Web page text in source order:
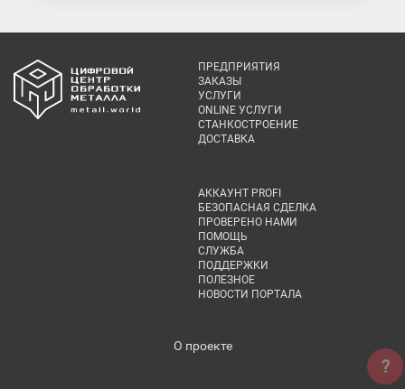
ПРЕДПРИЯТИЯ
ЗАКАЗЫ
УСЛУГИ
ONLINE УСЛУГИ
СТАНКОСТРОЕНИЕ
ДОСТАВКА
АККАУНТ PROFI
БЕЗОПАСНАЯ СДЕЛКА
ПРОВЕРЕНО НАМИ
ПОМОЩЬ
СЛУЖБА
ПОДДЕРЖКИ
ПОЛЕЗНОЕ
НОВОСТИ ПОРТАЛА
О проекте
?